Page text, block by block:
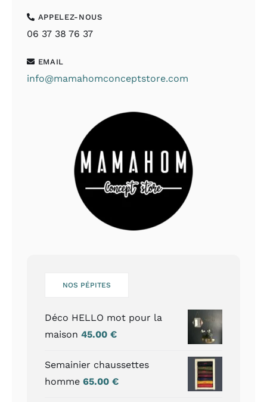
APPELEZ-NOUS
06 37 38 76 37
EMAIL
info@mamahomconceptstore.com
NOS PÉPITES
Déco HELLO mot pour la
maison 45.00€
Semainier chaussettes
homme 65.00€